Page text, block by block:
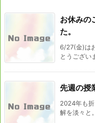
お休みの
た。
6/27(金)は
とうござい
先週の授
2024年も
解を淡々と